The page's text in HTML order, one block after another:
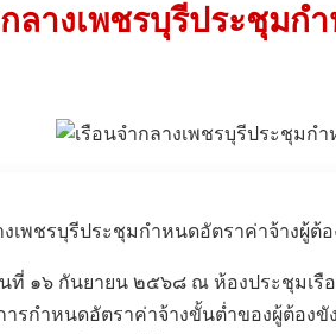
ลางเพชรบุรีประชุมก
งเพชรบุรีประชุมกำหนดอัตราค่าจ้างผู้ต้
นที่ ๑๖ กันยายน ๒๕๖๘ ณ ห้องประชุมเรื
รกำหนดอัตราค่าจ้างขั้นต่ำของผู้ต้องขั